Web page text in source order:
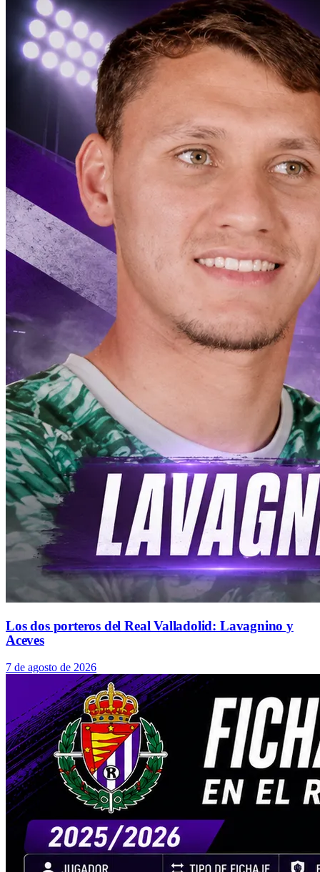
Los dos porteros del Real Valladolid: Lavagnino y
Aceves
7 de agosto de 2026